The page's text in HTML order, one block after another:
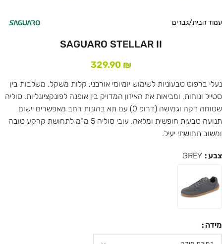
עמוד הבית/גברים
SAGUARO STELLAR II
329.90 ₪
נעלי ברפוט טבעוניות לשימוש יומיומי אורבני, קלות משקל. משלבות בין
סטייל ונוחות, ומביאות את האיזון המדויק בין אופנה לפונקציונליות. סוליה
שטוחה דקה וגמישה (דרופ 0) עם תא בהונות רחב מאפשרים יישום
תנועה טבעית חופשית ומלאה. עובי סוליה 5 מ”מ לתחושת קרקע טובה
ומשוב תחושתי יעיל.
צבע GREY
מידה